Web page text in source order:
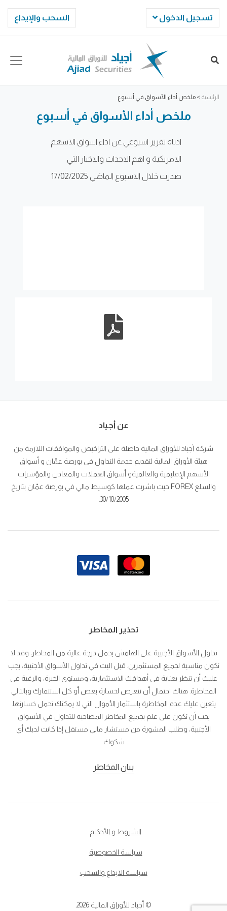
السحب والإيداع تسجيل الدخول
الرئيسية > ملخص أداء الأسواق في أسبوع
ملخص أداء الأسواق في أسبوع
ادناه تقرير اسبوعي عن اداء اسواق الاسهم
الامريكية و اهم الاحداث والاخبار التي
صدرت خلال الاسبوع الماضي 17/02/2025
عن أجياد
شركة أجياد للأوراق المالية حاصلة على التراخيص والموافقات اللازمة من
هيئة الأوراق المالية لتقديم خدمة التداول في بورصة عمّان و أسواق
الأسهم الإقليمية والعالميةو أسواق العملات والمعادن والمؤشرات
والسلع FOREX حيث باشرت عملها كوسيط مالي في بورصة عمّان بتاريخ
30/10/2005.
تحذير المخاطر
تداول الأسواق الأجنبية على الهامش يحمل درجة عالية من المخاطر، وقد لا
تكون مناسبة لجميع المستثمرين. قبل البت في تداول الأسواق الأجنبية، يجب
عليك أن تنظر بعناية في أهدافك الاستثمارية، ومستوى الخبرة، والرغبة في
المخاطرة. هناك احتمال أن تتعرض لخسارة بعض أو كل استثمارك وبالتالي
يتعين عليك عدم المخاطرة باستثمار الأموال التي لا يمكنك تحمل خسارتها.
يجب أن تكون على علم بجميع المخاطر المصاحبة للتداول في الأسواق
الأجنبية، وطلب المشورة من مستشار مالي مستقل إذا كانت لديك أي
شكوك.
بيان المخاطر
الشروط و الأحكام
سياسة الخصوصية
سياسة الايداع والسحب
© أجياد للأوراق المالية 2026.